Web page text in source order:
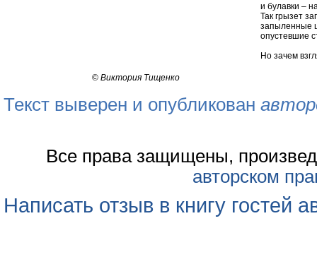
и булавки –
Так грызет
запыленные
опустевшие
Но зачем
© Виктория Тищенко
Текст выверен и опубликован
Все права защищены,
авторском
Написать отзыв в книгу гостей